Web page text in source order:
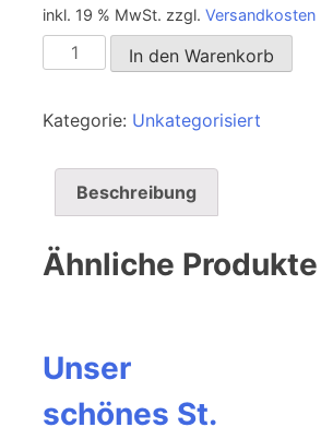
inkl. 19 % MwSt. zzgl. Versandkosten
In den Warenkorb
Kategorie: Unkategorisiert
Beschreibung
Ähnliche Produkte
Unser
schönes St.